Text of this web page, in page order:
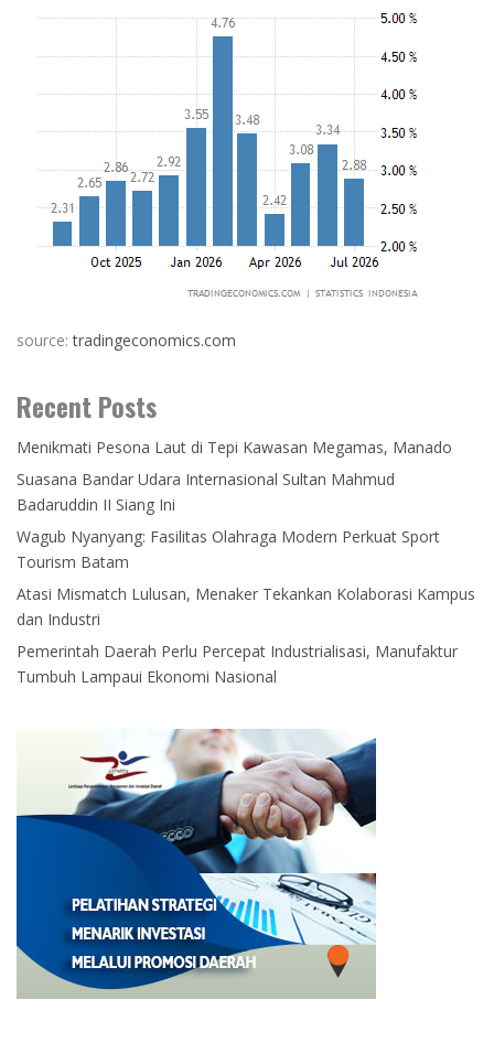
source:tradingeconomics.com
Recent Posts
Menikmati Pesona Laut di Tepi Kawasan Megamas, Manado
Suasana Bandar Udara Internasional Sultan Mahmud
Badaruddin II Siang Ini
Wagub Nyanyang: Fasilitas Olahraga Modern Perkuat Sport
Tourism Batam
Atasi Mismatch Lulusan, Menaker Tekankan Kolaborasi Kampus
dan Industri
Pemerintah Daerah Perlu Percepat Industrialisasi, Manufaktur
Tumbuh Lampaui Ekonomi Nasional